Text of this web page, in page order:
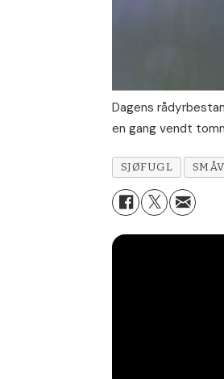
Dagens
en gang vendt
SJØFUGL